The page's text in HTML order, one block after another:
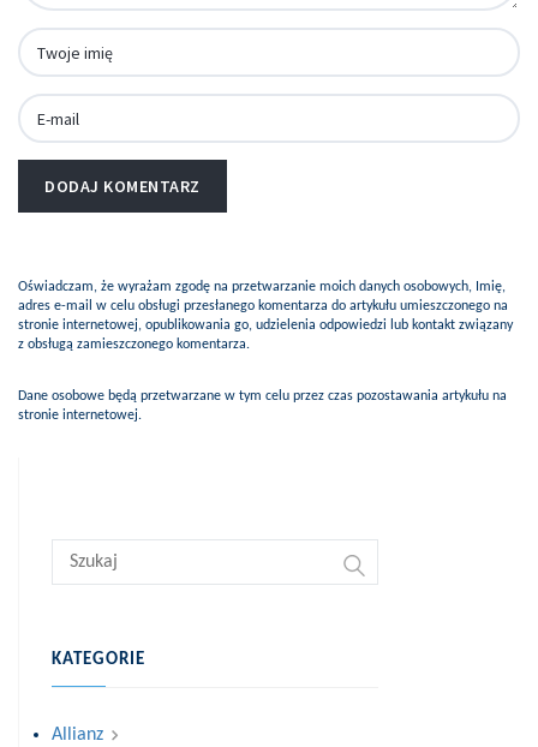
Oświadczam, że wyrażam zgodę na przetwarzanie moich danych osobowych, Imię,
adres e-mail w celu obsługi przesłanego komentarza do artykułu umieszczonego na
stronie internetowej, opublikowania go, udzielenia odpowiedzi lub kontakt związany
z obsługą zamieszczonego komentarza.
Dane osobowe będą przetwarzane w tym celu przez czas pozostawania artykułu na
stronie internetowej.
KATEGORIE
Allianz